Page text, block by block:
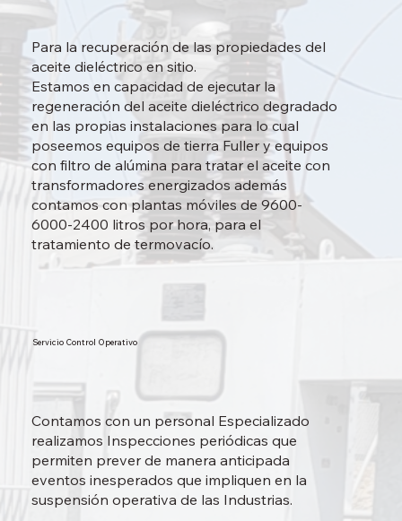
Para la recuperación de las propiedades del
aceite dieléctrico en sitio.
Estamos en capacidad de ejecutar la
regeneración del aceite dieléctrico degradado
en las propias instalaciones para lo cual
poseemos equipos de tierra Fuller y equipos
con filtro de alúmina para tratar el aceite con
transformadores energizados además
contamos con plantas móviles de 9600-
6000-2400 litros por hora, para el
tratamiento de termovacío.
Contamos con un personal Especializado
realizamos Inspecciones periódicas que
permiten prever de manera anticipada
eventos inesperados que impliquen en la
suspensión operativa de las Industrias.
Servicio Control Operativo